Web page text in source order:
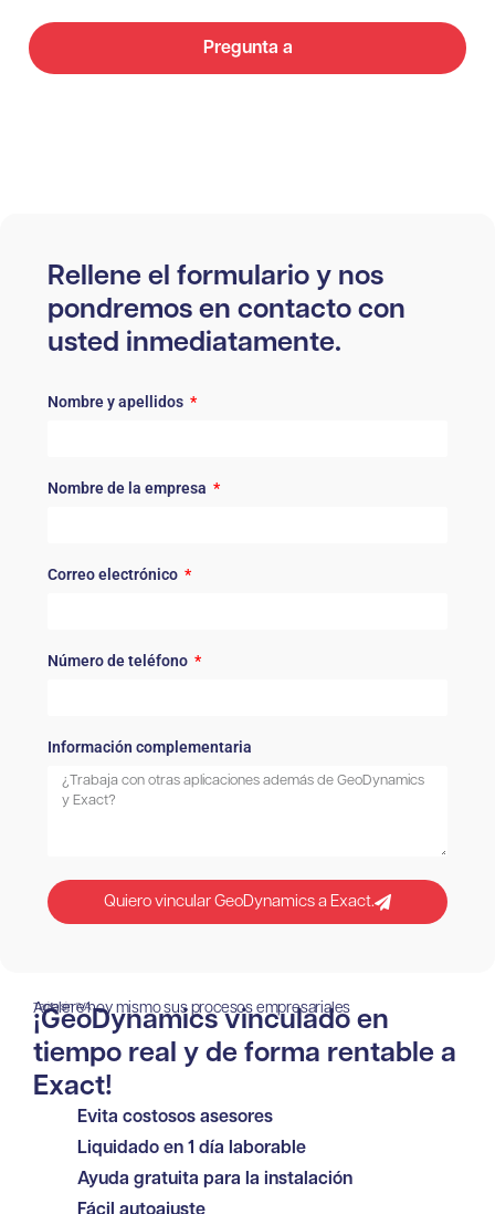
Pregunta a
Rellene el formulario y nos
pondremos en contacto con
usted inmediatamente.
Nombre y apellidos
Nombre de la empresa
Correo electrónico
Número de teléfono
Información complementaria
Quiero vincular GeoDynamics a Exact.
Acelere hoy mismo sus procesos empresariales
Tarifa sin IVA
¡GeoDynamics vinculado en
tiempo real y de forma rentable a
Exact!
Evita costosos asesores
Liquidado en 1 día laborable
Ayuda gratuita para la instalación